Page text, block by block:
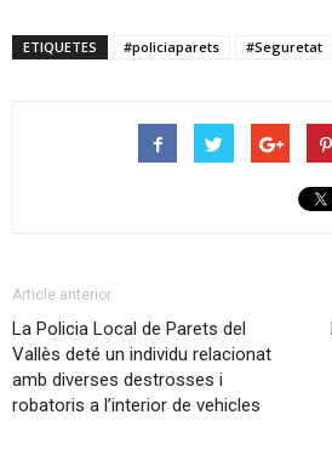
ETIQUETES #policiaparets #Seguretat
Article anterior
La Policia Local de Parets del
Vallès deté un individu relacionat
amb diverses destrosses i
robatoris a l’interior de vehicles